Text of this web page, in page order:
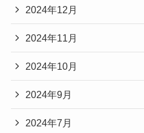
2024年12月
2024年11月
2024年10月
2024年9月
2024年7月